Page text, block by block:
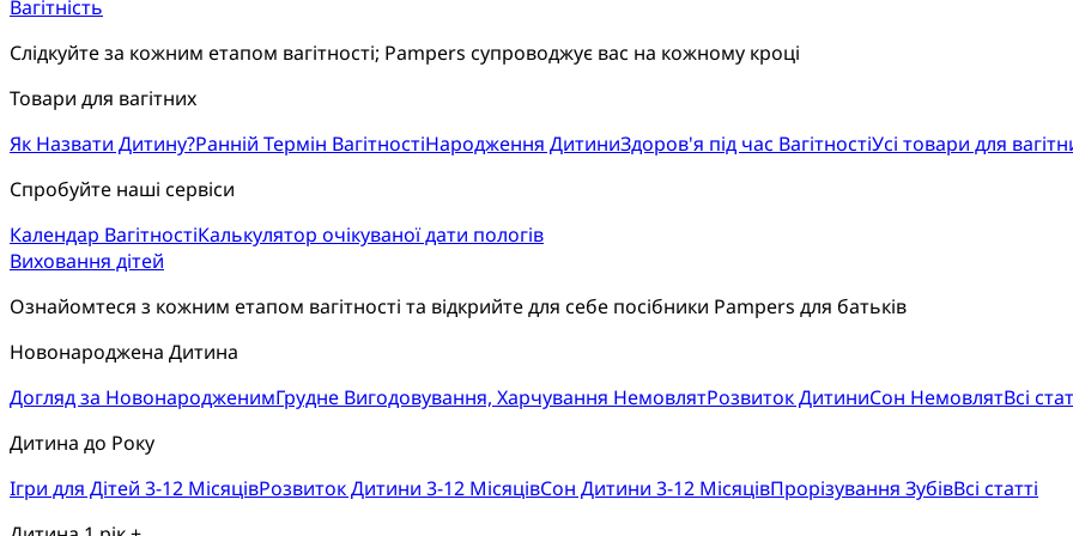
Вагітність
Слідкуйте за кожним етапом вагітності; Pampers супроводжує вас на кожному кроці
Товари для вагітних
Як Назвати Дитину?Ранній Термін ВагітностіНародження ДитиниЗдоров'я під час ВагітностіУсі товари для
Спробуйте наші сервіси
Календар ВагітностіКалькулятор очікуваної дати пологів
Виховання дітей
Ознайомтеся з кожним етапом вагітності та відкрийте для себе посібники Pampers для батьків
Новонароджена Дитина
Догляд за НовонародженимГрудне Вигодовування, Харчування НемовлятРозвиток ДитиниСон НемовлятВсі
Дитина до Року
Ігри для Дітей 3-12 МісяцівРозвиток Дитини 3-12 МісяцівСон Дитини 3-12 МісяцівПрорізування ЗубівВсі статті